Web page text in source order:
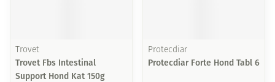
Trovet
Trovet Fbs Intestinal
Support Hond Kat 150g
Protecdiar
Protecdiar Forte Hond Tabl 6